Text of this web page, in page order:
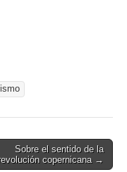
Sobre el sentido de la
copernicana →